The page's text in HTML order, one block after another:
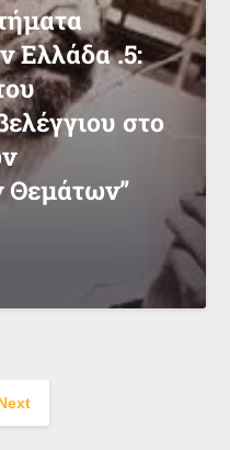
Ελλάδα .5:
στο
Θεμάτων”